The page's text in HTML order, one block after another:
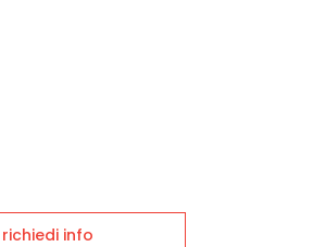
richiedi info